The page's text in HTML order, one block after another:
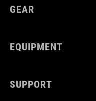
GEAR
EQUIPMENT
SUPPORT